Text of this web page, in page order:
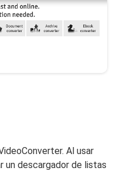
Al usar
un descargador de listas